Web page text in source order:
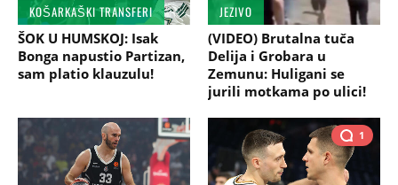
KOŠARKAŠKI TRANSFERI
ŠOK U HUMSKOJ: Isak
Bonga napustio Partizan,
sam platio klauzulu!
JEZIVO
(VIDEO) Brutalna tuča
Delija i Grobara u
Zemunu: Huligani se
jurili motkama po ulici!
1